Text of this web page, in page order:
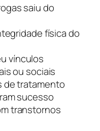
saiu do
física do
vínculos
ou sociais
de tratamento
sucesso
transtornos